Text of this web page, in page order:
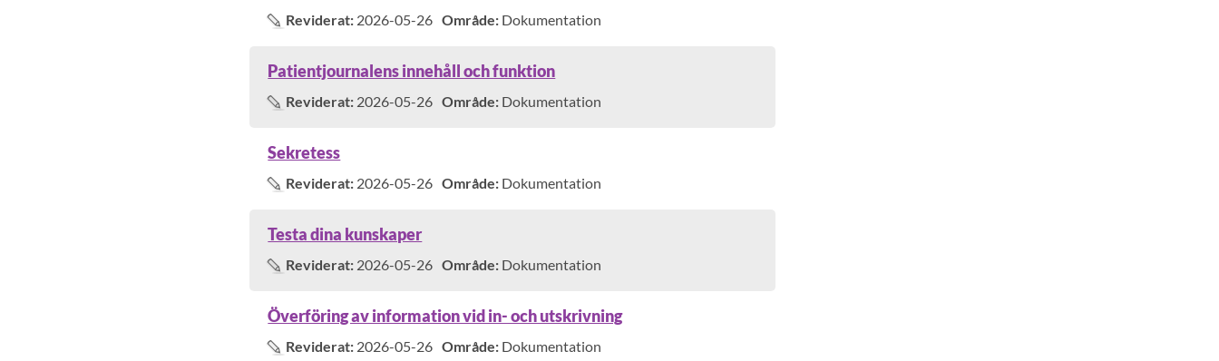
Reviderat: 2026-05-26 Område: Dokumentation
Patientjournalens innehåll och funktion
Reviderat: 2026-05-26 Område: Dokumentation
Sekretess
Reviderat: 2026-05-26 Område: Dokumentation
Testa dina kunskaper
Reviderat: 2026-05-26 Område: Dokumentation
Överföring av information vid in- och utskrivning
Reviderat: 2026-05-26 Område: Dokumentation